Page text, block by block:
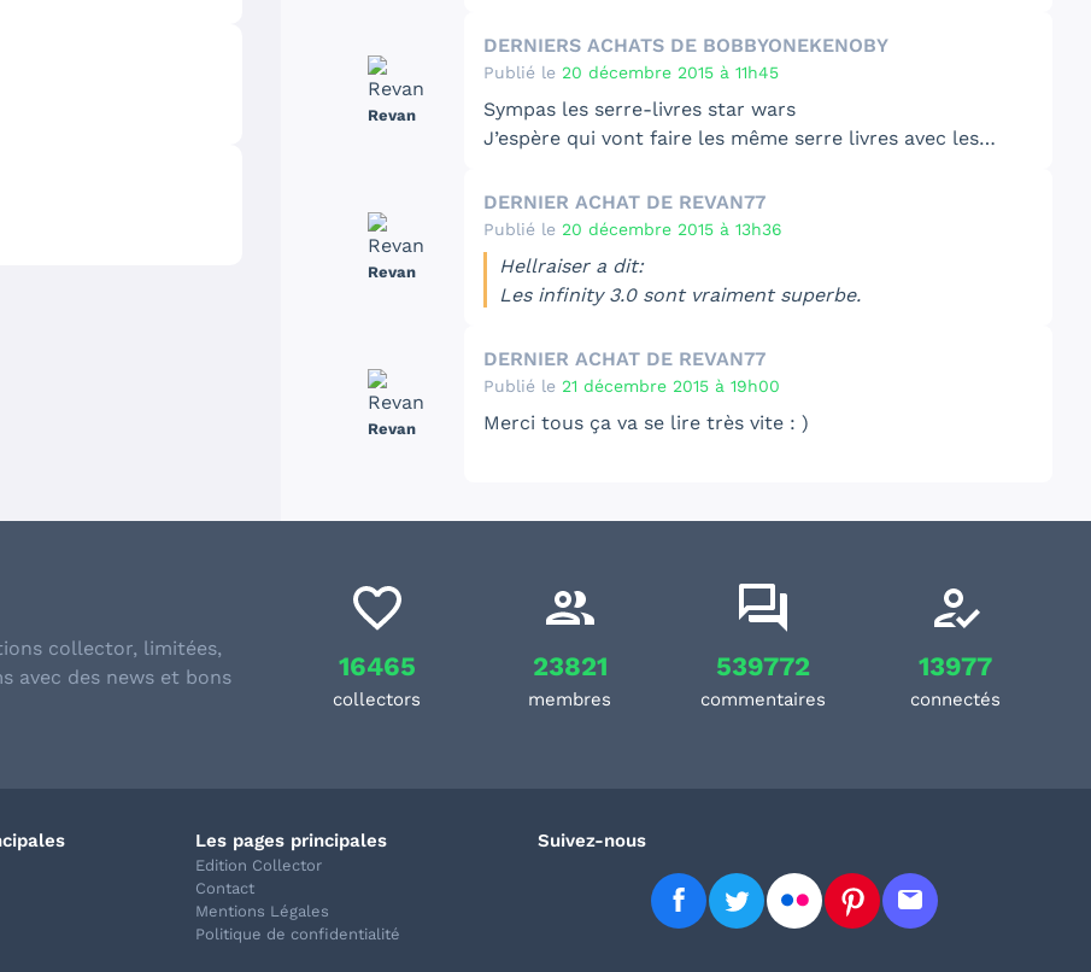
le prochain tome maintenant! 😉
OUI ! Un gros fan de star wars et la collections fait que de
grandir 😀
Revan
DERNIERS ACHATS DE BOBBYONEKENOBY
Publié le 20 décembre 2015 à 11h45
Sympas les serre-livres star wars
J’espère qui vont faire les même serre livres avec les
Revan
DERNIER ACHAT DE REVAN77
Publié le 20 décembre 2015 à 13h36
Hellraiser a dit:
Les infinity 3.0 sont vraiment superbe.
Oui les infinity 3.0 star wars sont superbe mais le
huklbuster est aussi magnifique 😀
Revan
DERNIER ACHAT DE REVAN77
Publié le 21 décembre 2015 à 19h00
Merci tous ça va se lire très vite : )
collector, limitées,
avec des news et bons
16465
collectors
23821
membres
539772
commentaires
13977
connectés
Les pages principales
Edition Collector
Contact
Mentions Légales
Politique de confidentialité
Suivez-nous